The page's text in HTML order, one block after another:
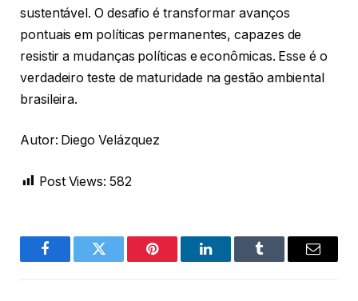
sustentável. O desafio é transformar avanços
pontuais em políticas permanentes, capazes de
resistir a mudanças políticas e econômicas. Esse é o
verdadeiro teste de maturidade na gestão ambiental
brasileira.
Autor: Diego Velázquez
Post Views: 582
FacebookTwitter Pinterest LinkedInTumblr Email